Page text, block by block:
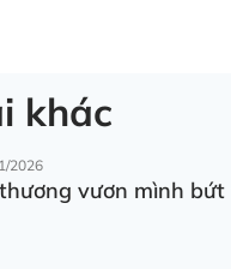
khác
2026
vươn mình bứt